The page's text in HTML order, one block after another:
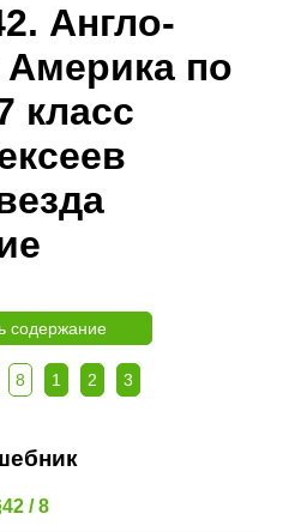
Англо-
Америка по
класс
содержание
8 1 2 3
/ 8